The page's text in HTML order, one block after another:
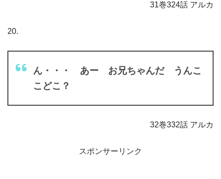
31巻324話 アルカ
20.
ん・・・ あー お兄ちゃんだ うんこ
こどこ？
32巻332話 アルカ
スポンサーリンク